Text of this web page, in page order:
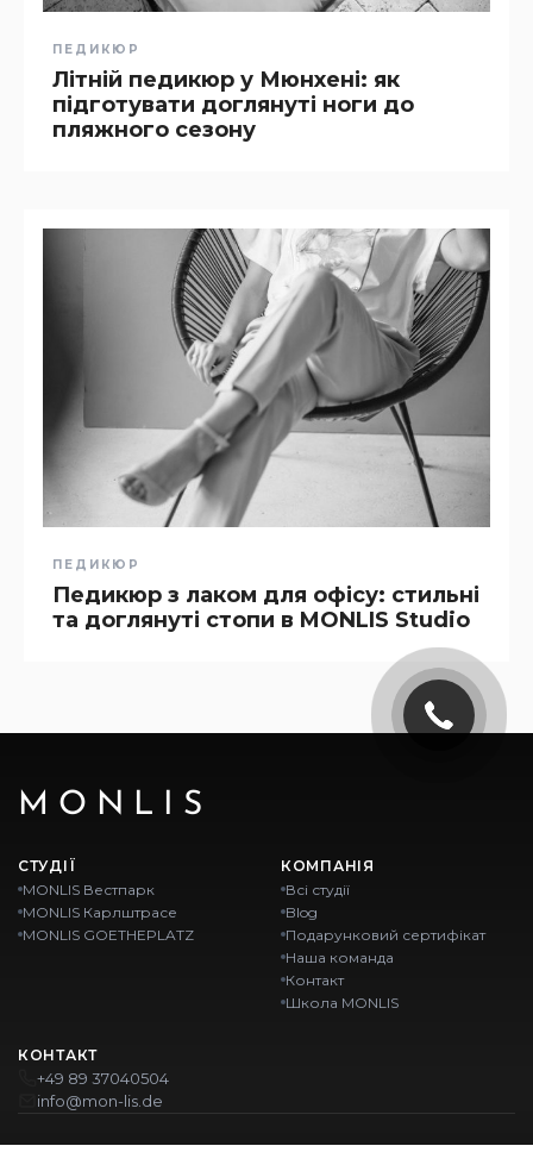
ПЕДИКЮР
Літній педикюр у Мюнхені: як
підготувати доглянуті ноги до
пляжного сезону
ПЕДИКЮР
Педикюр з лаком для офісу: стильні
та доглянуті стопи в MONLIS Studio
MONLIS
СТУДІЇ
MONLIS Вестпарк
MONLIS Карлштрасе
MONLIS GOETHEPLATZ
КОМПАНІЯ
Всі студії
Blog
Подарунковий сертифікат
Наша команда
Контакт
Школа MONLIS
КОНТАКТ
+49 89 37040504
info@mon-lis.de